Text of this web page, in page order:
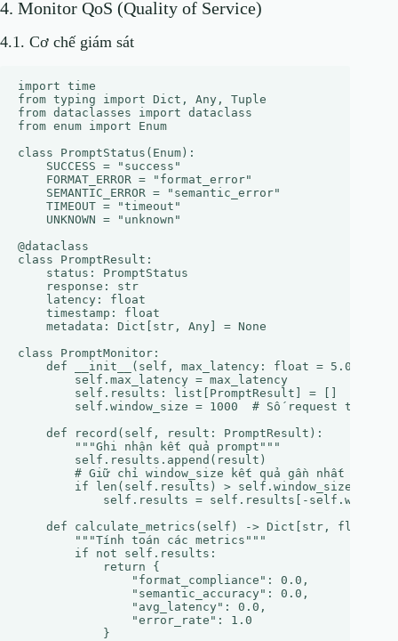
4. Monitor QoS (Quality of Service)
4.1. Cơ chế giám sát
import time
from typing import Dict, Any, Tuple
from dataclasses import dataclass
from enum import Enum
class PromptStatus(Enum):
    SUCCESS = "success"
    FORMAT_ERROR = "format_error"
    SEMANTIC_ERROR = "semantic_error"
    TIMEOUT = "timeout"
    UNKNOWN = "unknown"
@dataclass
class PromptResult:
    status: PromptStatus
    response: str
    latency: float
    timestamp: float
    metadata: Dict[str, Any] = None
class PromptMonitor:
    def __init__(self, max_latency: float = 5.0):
        self.max_latency = max_latency
        self.results: list[PromptResult] = []
self.window_size = 1000  # Số request trong
    def record(self, result: PromptResult):
        """Ghi nhận kết quả prompt"""
        self.results.append(result)
        # Giữ chỉ window_size kết quả gần nhất
        if len(self.results) > self.window_size:
self.results = self.results[-
    def calculate_metrics(self) -> Dict[str, float]:
        """Tính toán các metrics"""
        if not self.results:
            return {
                "format_compliance": 0.0,
                "semantic_accuracy": 0.0,
                "avg_latency": 0.0,
                "error_rate": 1.0
            }